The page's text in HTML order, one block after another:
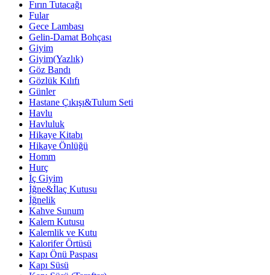
Fırın Tutacağı
Fular
Gece Lambası
Gelin-Damat Bohçası
Giyim
Giyim(Yazlık)
Göz Bandı
Gözlük Kılıfı
Günler
Hastane Çıkışı&Tulum Seti
Havlu
Havluluk
Hikaye Kitabı
Hikaye Önlüğü
Homm
Hurç
İç Giyim
İğne&İlaç Kutusu
İğnelik
Kahve Sunum
Kalem Kutusu
Kalemlik ve Kutu
Kalorifer Örtüsü
Kapı Önü Paspası
Kapı Süsü